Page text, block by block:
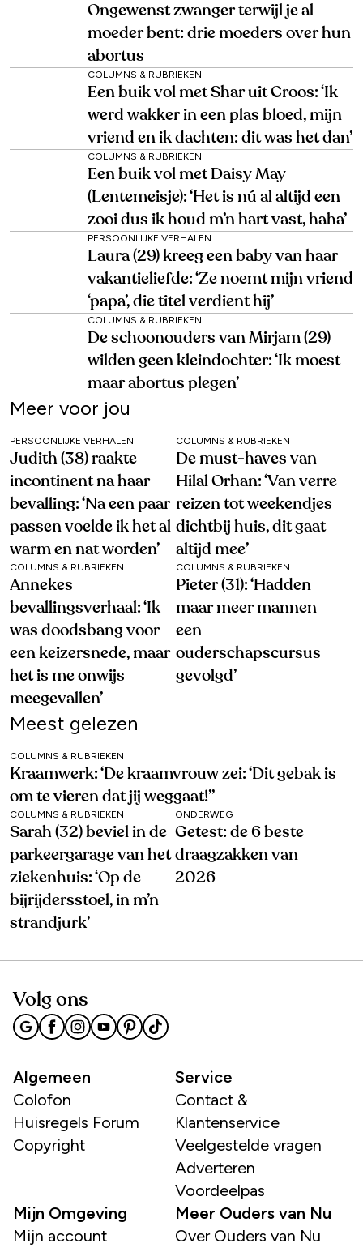
Ongewenst zwanger terwijl je al
moeder bent: drie moeders over hun
abortus
COLUMNS & RUBRIEKEN
Een buik vol met Shar uit Croos: ‘Ik
werd wakker in een plas bloed, mijn
vriend en ik dachten: dit was het dan’
COLUMNS & RUBRIEKEN
Een buik vol met Daisy May
(Lentemeisje): ‘Het is nú al altijd een
zooi dus ik houd m’n hart vast, haha’
PERSOONLIJKE VERHALEN
Laura (29) kreeg een baby van haar
vakantieliefde: ‘Ze noemt mijn vriend
‘papa’, die titel verdient hij’
COLUMNS & RUBRIEKEN
De schoonouders van Mirjam (29)
wilden geen kleindochter: ‘Ik moest
maar abortus plegen’
Meer voor jou
PERSOONLIJKE VERHALEN
Judith (38) raakte
incontinent na haar
bevalling: ‘Na een paar
passen voelde ik het al
warm en nat worden’
COLUMNS & RUBRIEKEN
De must-haves van
Hilal Orhan: ‘Van verre
reizen tot weekendjes
dichtbij huis, dit gaat
altijd mee’
COLUMNS & RUBRIEKEN
Annekes
bevallingsverhaal: ‘Ik
was doodsbang voor
een keizersnede, maar
het is me onwijs
meegevallen’
COLUMNS & RUBRIEKEN
Pieter (31): ‘Hadden
maar meer mannen
een
ouderschapscursus
gevolgd’
Meest gelezen
COLUMNS & RUBRIEKEN
Kraamwerk: ‘De kraamvrouw zei: ‘Dit gebak is
om te vieren dat jij weggaat!’’
COLUMNS & RUBRIEKEN
Sarah (32) beviel in de
parkeergarage van het
ziekenhuis: ‘Op de
bijrijdersstoel, in m’n
strandjurk’
ONDERWEG
Getest: de 6 beste
draagzakken van
2026
Volg ons
Algemeen
Colofon
Huisregels Forum
Copyright
Service
Contact &
Klantenservice
Veelgestelde vragen
Adverteren
Voordeelpas
Mijn Omgeving
Mijn account
Meer Ouders van Nu
Over Ouders van Nu